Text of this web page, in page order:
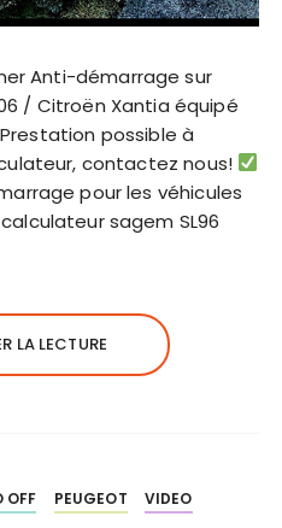
Anti-démarrage sur
/ Citroën Xantia équipé
Prestation possible à
contactez nous!
pour les véhicules
sagem SL96
LA LECTURE
OFF PEUGEOT VIDEO